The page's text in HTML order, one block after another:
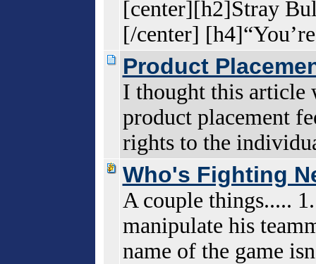
[center][h2]Stray
[/center]
Product
I thought this article
product placement
rights to the
Who's Fighting
A couple things.....
manipulate his
name of the game